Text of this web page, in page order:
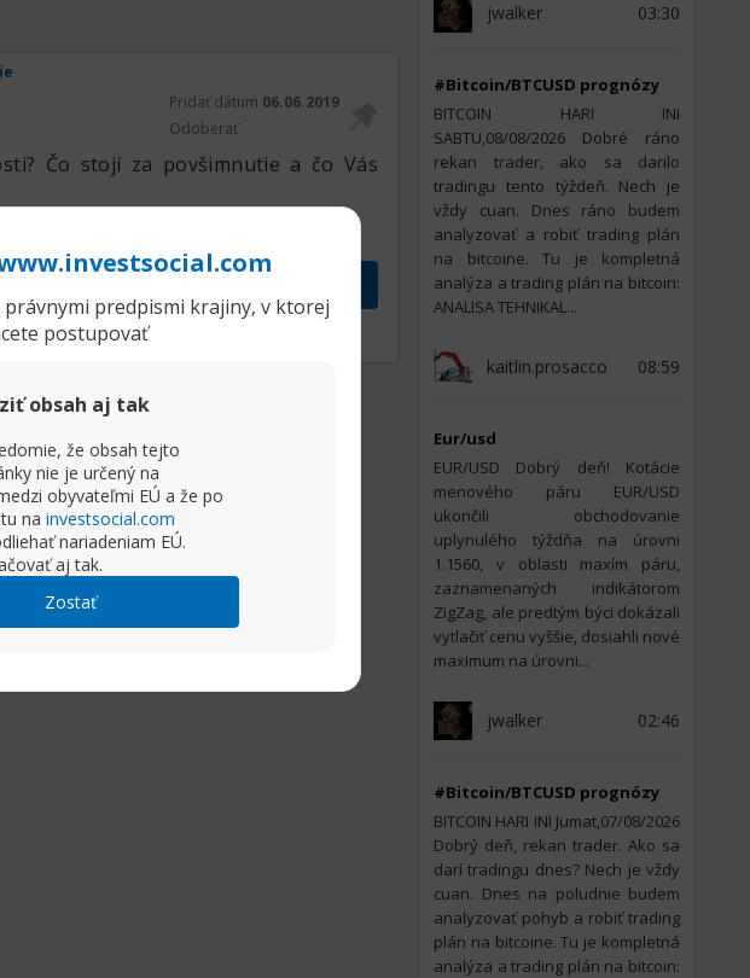
predpismi krajiny, v ktorej
postupovať
obsah aj tak
že obsah tejto
nie je určený na
obyvateľmi EÚ a že po
na investsocial.com
nariadeniam EÚ.
aj tak.
Zostať
Pridať dátum 06.06.2019
Odoberať
Čo stojí za povšimnutie a čo Vás
jwalker 03:30
#Bitcoin/BTCUSD prognózy
BITCOIN HARI INI
SABTU,08/08/2026 Dobré ráno
rekan trader, ako sa darilo
tradingu tento týždeň. Nech je
vždy cuan. Dnes ráno budem
analyzovať a robiť trading plán
na bitcoine. Tu je kompletná
analýza a trading plán na bitcoin:
ANALISA TEHNIKAL...
kaitlin.prosacco 08:59
Eur/usd
EUR/USD Dobrý deň! Kotácie
menového páru EUR/USD
ukončili obchodovanie
uplynulého týždňa na úrovni
1.1560, v oblasti maxím páru,
zaznamenaných indikátorom
ZigZag, ale predtým býci dokázali
vytlačiť cenu vyššie, dosiahli nové
maximum na úrovni...
jwalker 02:46
#Bitcoin/BTCUSD prognózy
BITCOIN HARI INI Jumat,07/08/2026
Dobrý deň, rekan trader. Ako sa
darí tradingu dnes? Nech je vždy
cuan. Dnes na poludnie budem
analyzovať pohyb a robiť trading
plán na bitcoine. Tu je kompletná
analýza a trading plán na bitcoin: